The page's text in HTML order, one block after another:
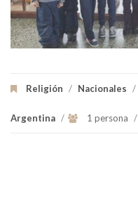
Religión / Nacionales /
Argentina / 1 persona /